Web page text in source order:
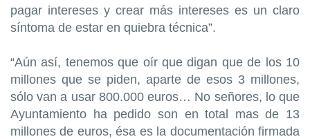
pagar intereses y crear más intereses es un claro
síntoma de estar en quiebra técnica”.
“Aún así, tenemos que oír que digan que de los 10
millones que se piden, aparte de esos 3 millones,
sólo van a usar 800.000 euros… No señores, lo que
Ayuntamiento ha pedido son en total mas de 13
millones de euros, ésa es la documentación firmada